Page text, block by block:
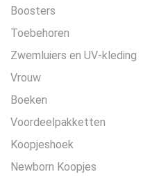
Boosters
Toebehoren
Zwemluiers en UV-kleding
Vrouw
Boeken
Voordeelpakketten
Koopjeshoek
Newborn Koopjes